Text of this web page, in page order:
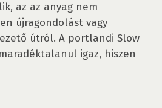
az az anyag nem
újragondolást vagy
útról. A portlandi Slow
igaz, hiszen